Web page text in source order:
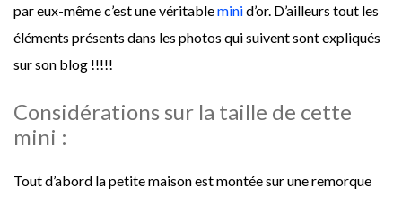
par eux-même c’est une véritableminid’or. D’ailleurs tout les
éléments présents dans les photos qui suivent sont expliqués
sur son blog !!!!!
Considérations sur la taille de cette
mini :
Tout d’abord la petite maison est montée sur une remorque